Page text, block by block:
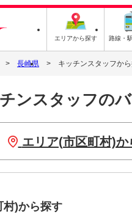
エリアから探す 路線・
長崎県 キッチンスタッフか
ンスタッフの
エリア(市区町村)か
村)から探す